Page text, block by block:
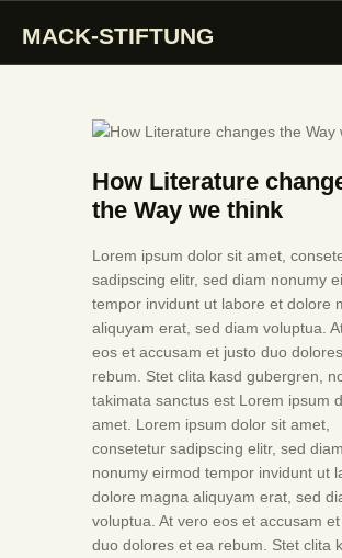
MACK-STIFTUNG
STIFTUNG
SAMMLUNG
KUNSTMARKT
MACK PREIS
MACK SYMPOSIUM
AKTIVITÄTEN
How Literature
the Way we think
Lorem ipsum dolor sit amet,
sadipscing elitr, sed diam nonumy
tempor invidunt ut labore et dolore
aliquyam erat, sed diam voluptua.
eos et accusam et justo duo
rebum. Stet clita kasd gubergren,
takimata sanctus est Lorem ipsum
amet. Lorem ipsum dolor sit amet,
consetetur sadipscing elitr, sed diam
nonumy eirmod tempor invidunt ut
dolore magna aliquyam erat, sed
voluptua. At vero eos et accusam
duo dolores et ea rebum. Stet clita